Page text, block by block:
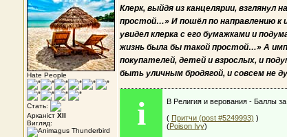
Hate People
Стать:
Арканіст XII
Вигляд:
Клерк, выйдя из канцелярии, взглянул
простой…» И пошёл по направлению к
увидел клерка с его бумажками и
жизнь была бы такой простой…» А
покупателей, детей и взрослых, и
быть уличным бродягой, и совсем не
i
В Религия и верования - Баллы
( Притчи (post #5249993) )
(Poison Ivy)